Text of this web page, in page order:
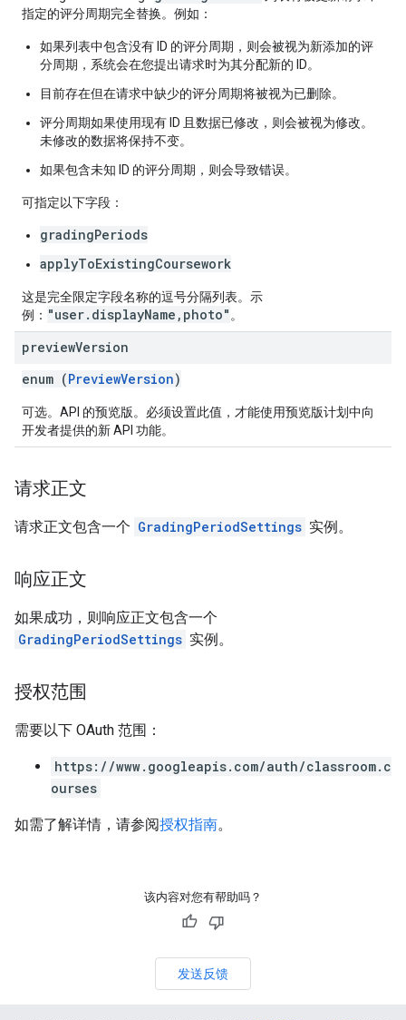
指定的评分周期完全替换。例如：
如果列表中包含没有 ID 的评分周期，则会被视为新添加的评
分周期，系统会在您提出请求时为其分配新的 ID。
目前存在但在请求中缺少的评分周期将被视为已删除。
评分周期如果使用现有 ID 且数据已修改，则会被视为修改。
未修改的数据将保持不变。
如果包含未知 ID 的评分周期，则会导致错误。
可指定以下字段：
gradingPeriods
applyToExistingCoursework
这是完全限定字段名称的逗号分隔列表。示
例： "user.displayName,photo" 。
previewVersion
enum (PreviewVersion)
可选。API 的预览版。必须设置此值，才能使用预览版计划中向
开发者提供的新 API 功能。
请求正文
请求正文包含一个 GradingPeriodSettings 实例。
响应正文
如果成功，则响应正文包含一个
GradingPeriodSettings 实例。
授权范围
需要以下 OAuth 范围：
https://www.googleapis.com/auth/classroom.c
ourses
如需了解详情，请参阅授权指南。
该内容对您有帮助吗？
发送反馈